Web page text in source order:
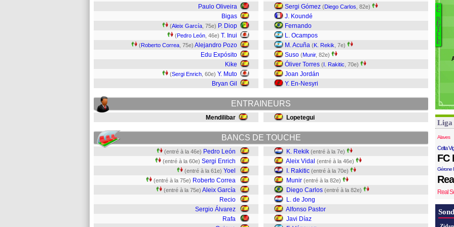
Paulo Oliveira
Bigas
(Aleix García , 75e) P. Diop
(Pedro León , 46e) T. Inui
(Roberto Correa , 75e) Alejandro Pozo
Edu Expósito
Kike
(Sergi Enrich , 60e) Y. Muto
Bryan Gil
Sergi Gómez (Diego Carlos , 82e)
J. Koundé
Fernando
L. Ocampos
M. Acuña (K. Rekik , 7e)
Suso (Munir, 82e)
Óliver Torres (I. Rakitic , 70e)
Joan Jordán
Y. En-Nesyri
ENTRAINEURS
Mendilibar Lopetegui
BANCS DE TOUCHE
(entré à la 46e) Pedro León
(entré à la 60e) Sergi Enrich
(entré à la 61e) Yoel
(entré à la 75e) Roberto Correa
(entré à la 75e) Aleix García
Recio
Sergio Álvarez
Rafa
K. Rekik (entré à la 7e)
Aleix Vidal (entré à la 46e)
I. Rakitic (entré à la 70e)
Munir (entré à la 82e)
Diego Carlos (entré à la 82e)
L. de Jong
Alfonso Pastor
Javi Díaz
F
C
S
E
V
I
L
L
E
Liga
Alaves
Celta
FC
Gérone
Real